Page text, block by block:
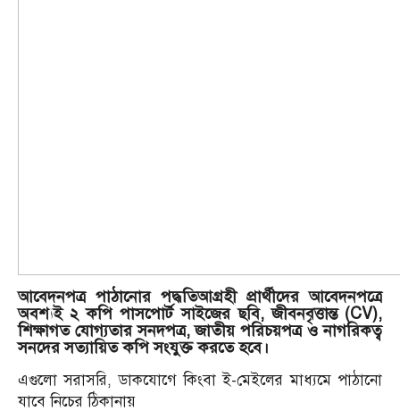
আবেদনপত্র পাঠানোর পদ্ধতিআগ্রহী প্রার্থীদের আবেদনপত্রে
অবশ্যই২ কপি পাসপোর্ট সাইজের ছবি, জীবনবৃত্তান্ত (CV),
শিক্ষাগত যোগ্যতার সনদপত্র, জাতীয় পরিচয়পত্র ও নাগরিকত্ব
সনদের সত্যায়িত কপিসংযুক্ত করতে হবে।
এগুলো সরাসরি, ডাকযোগে কিংবা ই-মেইলের মাধ্যমে পাঠানো
যাবে নিচের ঠিকানায়